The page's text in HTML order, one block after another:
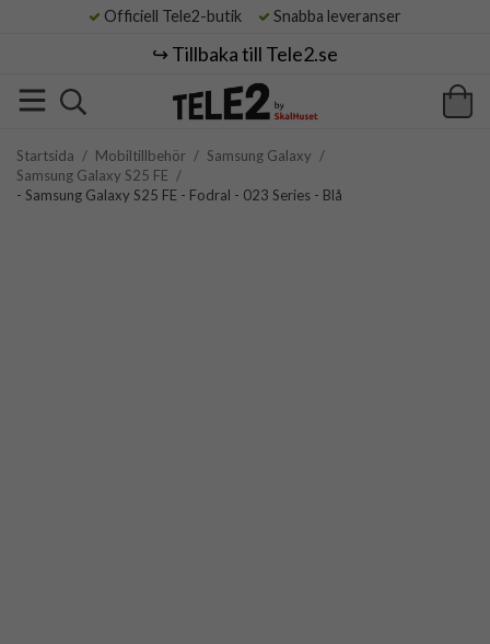
Officiell Tele2-butik Snabba leveranser
↪️ Tillbaka till Tele2.se
Startsida / Mobiltillbehör / Samsung Galaxy /
Samsung Galaxy S25 FE /
- Samsung Galaxy S25 FE - Fodral - 023 Series - Blå